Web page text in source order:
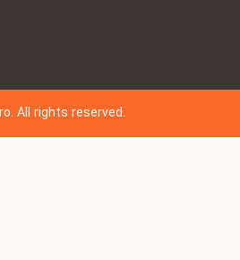
All rights reserved.